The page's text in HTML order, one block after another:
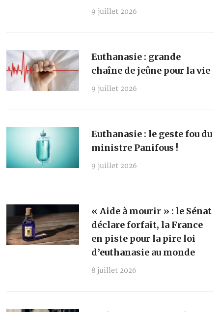
9 juillet 2026
Euthanasie : grande
chaîne de jeûne pour la vie
9 juillet 2026
Euthanasie : le geste fou du
ministre Panifous !
9 juillet 2026
« Aide à mourir » : le Sénat
déclare forfait, la France
en piste pour la pire loi
d’euthanasie au monde
8 juillet 2026